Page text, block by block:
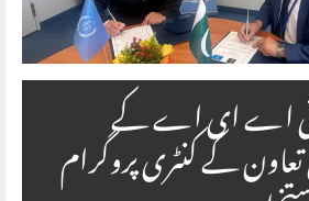
اے ای اے کے
کے کنٹری پروگرام